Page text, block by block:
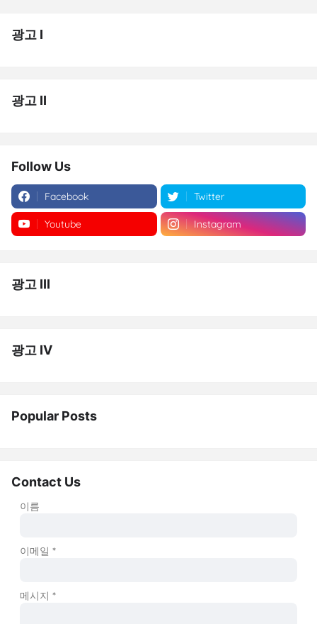
광고 I
광고 II
Follow Us
Facebook Twitter
Youtube Instagram
광고 III
광고 IV
Popular Posts
Contact Us
이름
이메일*
메시지*